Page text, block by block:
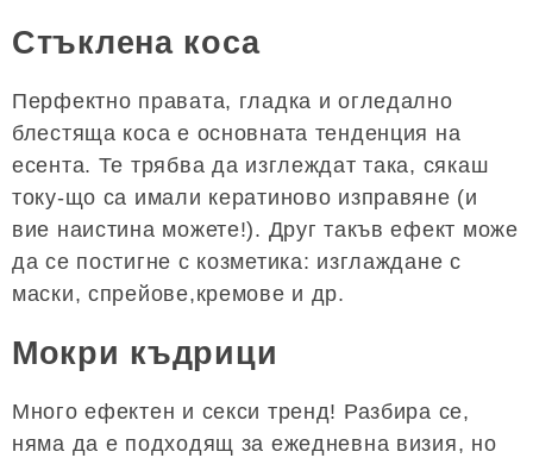
Стъклена коса
Перфектно правата, гладка и огледално
блестяща коса е основната тенденция на
есента. Те трябва да изглеждат така, сякаш
току-що са имали кератиново изправяне (и
вие наистина можете!). Друг такъв ефект може
да се постигне с козметика: изглаждане с
маски, спрейове,кремове и др.
Мокри къдрици
Много ефектен и секси тренд! Разбира се,
няма да е подходящ за ежедневна визия, но